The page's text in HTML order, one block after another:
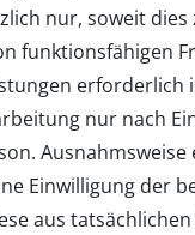
nur, soweit dies
funktionsfähigen
erforderlich
nur nach
Ausnahmsweise
Einwilligung der
aus